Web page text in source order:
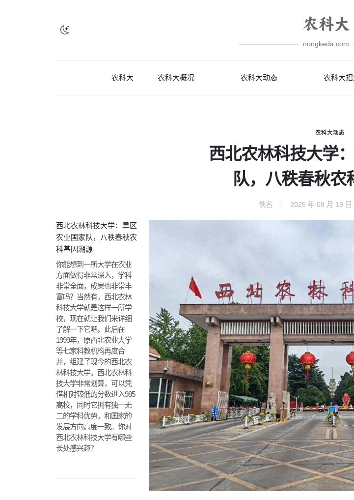
nongkeda.com
农科大 农科大概况 农科大动态 农科大招
农科大动态
西北农林科技大学
队，八秩春秋农
佚名 2025 年 08 月 19 日
西北农林科技大学：旱区
农业国家队，八秩春秋农
科基因溯源
你能想到一所大学在农业
方面做得非常深入，学科
非常全面，成果也非常丰
富吗？当然有，西北农林
科技大学就是这样一所学
校，现在就让我们来详细
了解一下它吧。此后在
1999年，原西北农业大学
等七家科教机构再度合
并，组建了现今的西北农
林科技大学。西北农林科
技大学非常划算，可以凭
借相对较低的分数进入985
高校，同时它拥有独一无
二的学科优势，和国家的
发展方向高度一致。你对
西北农林科技大学有哪些
长处感兴趣？